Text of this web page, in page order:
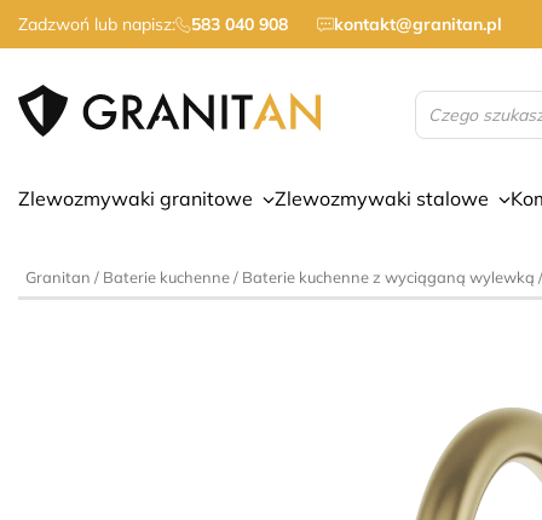
Zadzwoń lub napisz: 583 040 908 kontakt@granitan.pl
Wyszukiwarka
produktów
Zlewozmywaki granitowe Zlewozmywaki stalowe
Granitan / Baterie kuchenne/ Baterie kuchenne z wyciąganą wylewką